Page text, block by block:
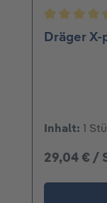
Dräger
Inhalt: 1
29,04 € /